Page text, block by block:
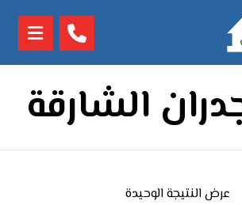
الشارقة
عرض النتيجة الوحيدة